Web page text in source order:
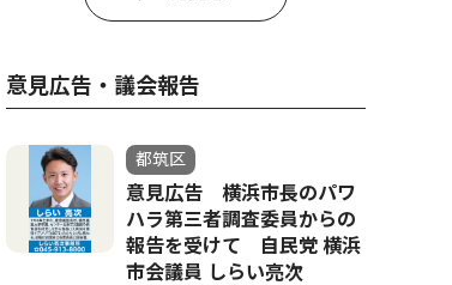
都筑区
横浜国際プール
メイン｢廃止｣が決定
市、再整備計画を発表
月12日
で
意見広告・議会報告
都筑区
意見広告 横浜市長のパワ
ハラ第三者調査委員からの
報告を受けて 自民党 横浜
市会議員 しらい亮次